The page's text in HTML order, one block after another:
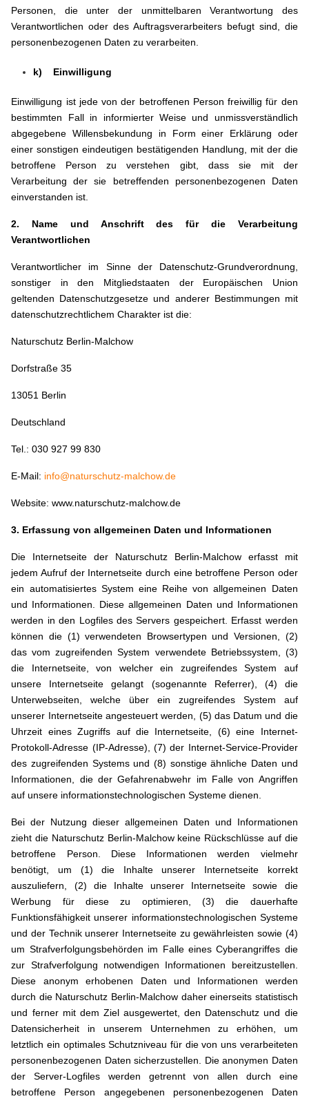
Personen, die unter der unmittelbaren Verantwortung des
Verantwortlichen oder des Auftragsverarbeiters befugt sind, die
personenbezogenen Daten zu verarbeiten.
k) Einwilligung
Einwilligung ist jede von der betroffenen Person freiwillig für den
bestimmten Fall in informierter Weise und unmissverständlich
abgegebene Willensbekundung in Form einer Erklärung oder
einer sonstigen eindeutigen bestätigenden Handlung, mit der die
betroffene Person zu verstehen gibt, dass sie mit der
Verarbeitung der sie betreffenden personenbezogenen Daten
einverstanden ist.
2. Name und Anschrift des für die Verarbeitung
Verantwortlichen
Verantwortlicher im Sinne der Datenschutz-Grundverordnung,
sonstiger in den Mitgliedstaaten der Europäischen Union
geltenden Datenschutzgesetze und anderer Bestimmungen mit
datenschutzrechtlichem Charakter ist die:
Naturschutz Berlin-Malchow
Dorfstraße 35
13051 Berlin
Deutschland
Tel.: 030 927 99 830
E-Mail: info@naturschutz-malchow.de
Website: www.naturschutz-malchow.de
3. Erfassung von allgemeinen Daten und Informationen
Die Internetseite der Naturschutz Berlin-Malchow erfasst mit
jedem Aufruf der Internetseite durch eine betroffene Person oder
ein automatisiertes System eine Reihe von allgemeinen Daten
und Informationen. Diese allgemeinen Daten und Informationen
werden in den Logfiles des Servers gespeichert. Erfasst werden
können die (1) verwendeten Browsertypen und Versionen, (2)
das vom zugreifenden System verwendete Betriebssystem, (3)
die Internetseite, von welcher ein zugreifendes System auf
unsere Internetseite gelangt (sogenannte Referrer), (4) die
Unterwebseiten, welche über ein zugreifendes System auf
unserer Internetseite angesteuert werden, (5) das Datum und die
Uhrzeit eines Zugriffs auf die Internetseite, (6) eine Internet-
Protokoll-Adresse (IP-Adresse), (7) der Internet-Service-Provider
des zugreifenden Systems und (8) sonstige ähnliche Daten und
Informationen, die der Gefahrenabwehr im Falle von Angriffen
auf unsere informationstechnologischen Systeme dienen.
Bei der Nutzung dieser allgemeinen Daten und Informationen
zieht die Naturschutz Berlin-Malchow keine Rückschlüsse auf die
betroffene Person. Diese Informationen werden vielmehr
benötigt, um (1) die Inhalte unserer Internetseite korrekt
auszuliefern, (2) die Inhalte unserer Internetseite sowie die
Werbung für diese zu optimieren, (3) die dauerhafte
Funktionsfähigkeit unserer informationstechnologischen Systeme
und der Technik unserer Internetseite zu gewährleisten sowie (4)
um Strafverfolgungsbehörden im Falle eines Cyberangriffes die
zur Strafverfolgung notwendigen Informationen bereitzustellen.
Diese anonym erhobenen Daten und Informationen werden
durch die Naturschutz Berlin-Malchow daher einerseits statistisch
und ferner mit dem Ziel ausgewertet, den Datenschutz und die
Datensicherheit in unserem Unternehmen zu erhöhen, um
letztlich ein optimales Schutzniveau für die von uns verarbeiteten
personenbezogenen Daten sicherzustellen. Die anonymen Daten
der Server-Logfiles werden getrennt von allen durch eine
betroffene Person angegebenen personenbezogenen Daten